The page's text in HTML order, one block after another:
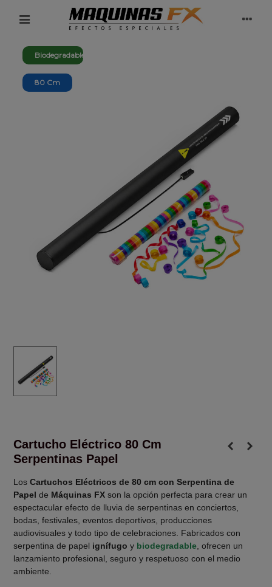
Biodegradable
80 Cm
Cartucho Eléctrico 80 Cm
Serpentinas Papel
Los Cartuchos Eléctricos de 80 cm con Serpentina de
Papel de Máquinas FXson la opción perfecta para crear un
espectacular efecto de lluvia de serpentinas en conciertos,
bodas, festivales, eventos deportivos, producciones
audiovisuales y todo tipo de celebraciones. Fabricados con
serpentina de papel ignífugo y biodegradable, ofrecen un
lanzamiento profesional, seguro y respetuoso con el medio
ambiente.